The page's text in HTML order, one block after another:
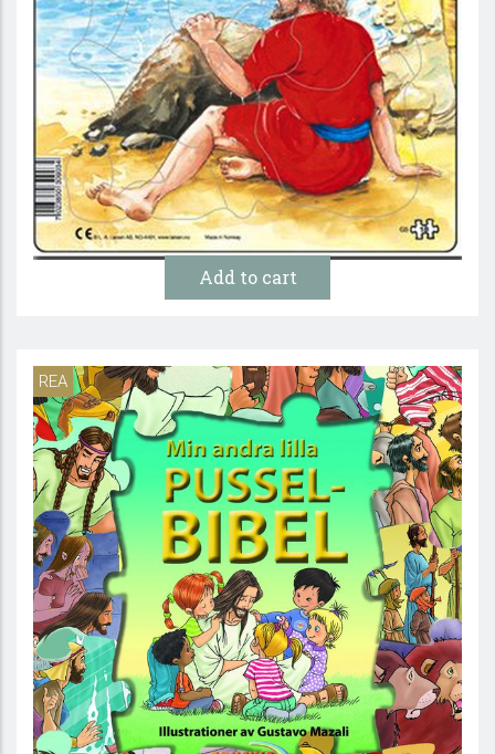
Jona – Pussel
79:- 10 :-
REA